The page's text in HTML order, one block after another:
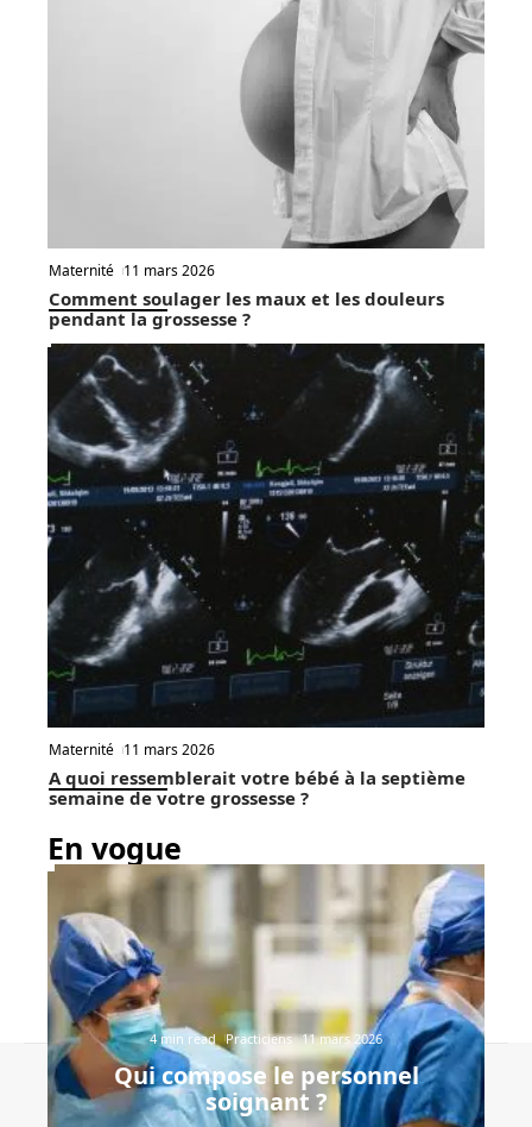
Maternité 11 mars 2026
Comment soulager les maux et les douleurs
pendant la grossesse ?
Maternité 11 mars 2026
A quoi ressemblerait votre bébé à la septième
semaine de votre grossesse ?
En vogue
4 min read Practiciens 11 mars 2026
Qui compose le personnel
soignant ?
© 2025 | drhackney.net
Contact Mentions Légales Sitemap